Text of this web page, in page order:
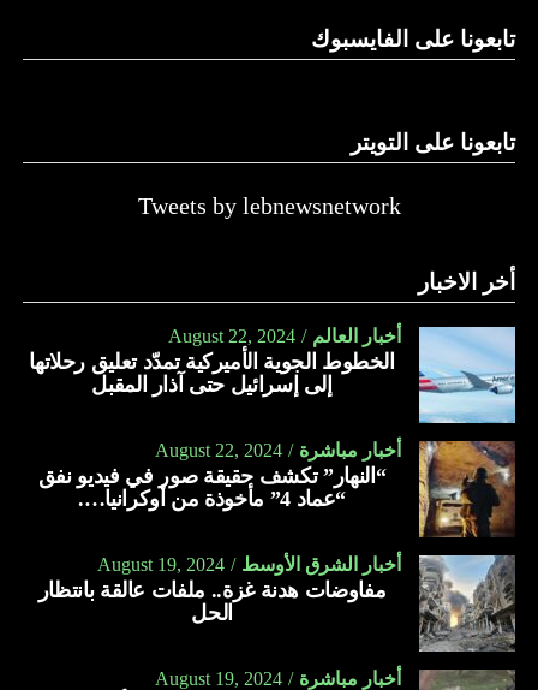
تابعونا على الفايسبوك
تابعونا على التويتر
Tweets by lebnewsnetwork
أخر الاخبار
أخبار العالم August 22, 2024
الخطوط الجوية الأميركية تمدّد تعليق رحلاتها
إلى إسرائيل حتى آذار المقبل
أخبار مباشرة August 22, 2024
“النهار” تكشف حقيقة صور في فيديو نفق
“عماد 4” مأخوذة من أوكرانيا….
أخبار الشرق الأوسط August 19, 2024
مفاوضات هدنة غزة.. ملفات عالقة بانتظار
الحل
أخبار مباشرة August 19, 2024